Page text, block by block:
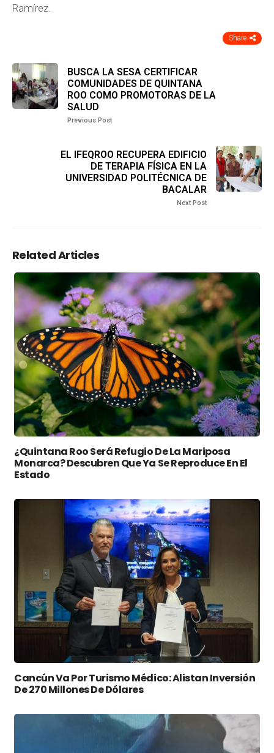
Ramírez.
Share
BUSCA LA SESA CERTIFICAR
COMUNIDADES DE QUINTANA
ROO COMO PROMOTORAS DE LA
SALUD
Previous Post
EL IFEQROO RECUPERA EDIFICIO
DE TERAPIA FÍSICA EN LA
UNIVERSIDAD POLITÉCNICA DE
BACALAR
Next Post
Related Articles
¿Quintana Roo Será Refugio De La Mariposa
Monarca? Descubren Que Ya Se Reproduce En El
Estado
Cancún Va Por Turismo Médico: Alistan Inversión
De 270 Millones De Dólares